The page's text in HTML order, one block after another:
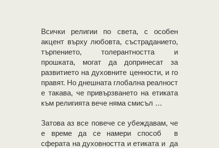
Всички религии по света, с особен
акцент върху любовта, състраданието,
търпението, толерантността и
прошката, могат да допринесат за
развитието на духовните ценности, и го
правят. Но днешната глобална реалност
е такава, че привързването на етиката
към религията вече няма смисъл …
Затова аз все повече се убеждавам, че
е време да се намери способ в
сферата на духовността и етиката и да